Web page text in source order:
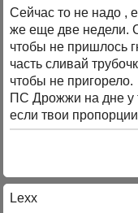
Сейчас то не надо ,
же еще две недели.
чтобы не пришлось
часть сливай
чтобы не пригорело.
ПС Дрожжи на дне у
если твои
Lexx